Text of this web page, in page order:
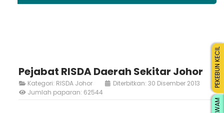
Pejabat RISDA Daerah Sekitar Johor
Kategori: RISDA Johor
Diterbitkan: 30 Disember 2013
Jumlah paparan: 62544
PEKEBUN KECIL